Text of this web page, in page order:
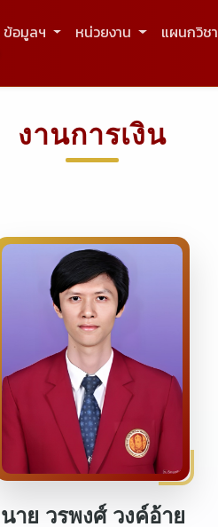
ข้อมูลฯ หน่วยงาน แผนกวิชา
งานการเงิน
นาย วรพงศ์ วงค์อ้าย